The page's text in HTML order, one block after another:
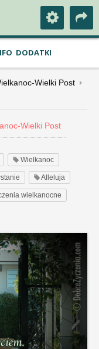
DODATKI
Wielki Post
Wielki Post
Wielkanoc
Alleluja
wielkanocne